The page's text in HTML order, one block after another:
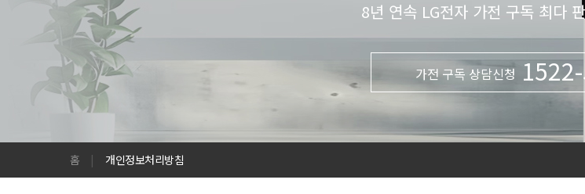
8년 연속 LG전자 가전 구독 최다
가전 구독 상담신청
홈 | 개인정보처리방침